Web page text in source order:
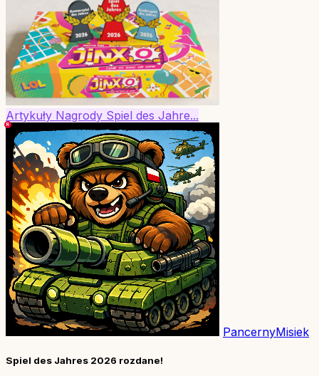
Artykuły Nagrody Spiel des Jahre...
PancernyMisiek
Spiel des Jahres 2026 rozdane!